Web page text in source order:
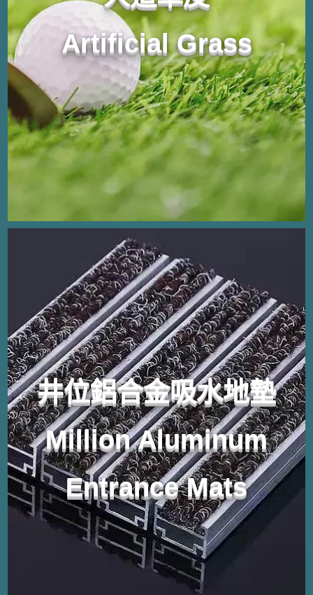
Artificial Grass
井位鋁合金吸水地墊
Million Aluminum
Entrance Mats